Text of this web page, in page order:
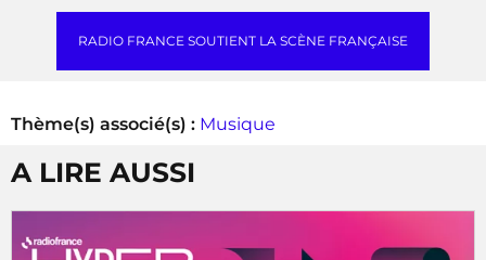
RADIO FRANCE SOUTIENT LA SCÈNE FRANÇAISE
Thème(s) associé(s) : Musique
A LIRE AUSSI